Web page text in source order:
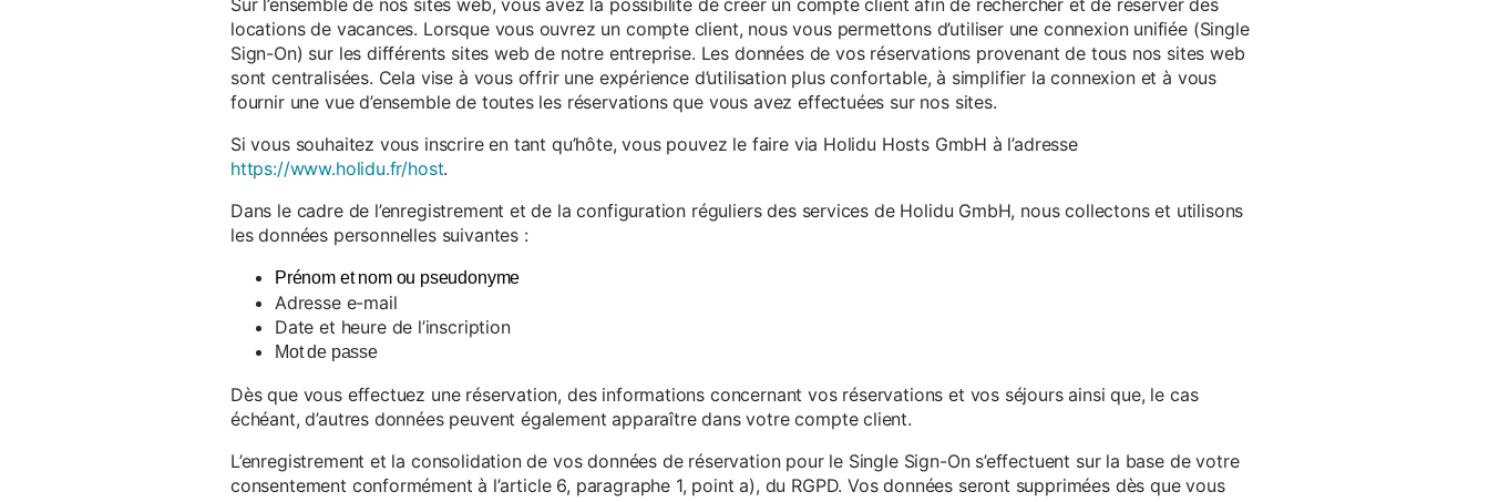
locations de vacances. Lorsque vous ouvrez un compte client, nous vous permettons d’utiliser une connexion unifiée (Single
Sign-On) sur les différents sites web de notre entreprise. Les données de vos réservations provenant de tous nos sites web
sont centralisées. Cela vise à vous offrir une expérience d’utilisation plus confortable, à simplifier la connexion et à vous
fournir une vue d’ensemble de toutes les réservations que vous avez effectuées sur nos sites.
Si vous souhaitez vous inscrire en tant qu’hôte, vous pouvez le faire via Holidu Hosts GmbH à l’adresse
https://www.holidu.fr/host.
Dans le cadre de l’enregistrement et de la configuration réguliers des services de Holidu GmbH, nous collectons et utilisons
les données personnelles suivantes :
Prénom et nom ou pseudonyme
Adresse e-mail
Date et heure de l’inscription
Mot de passe
Dès que vous effectuez une réservation, des informations concernant vos réservations et vos séjours ainsi que, le cas
échéant, d’autres données peuvent également apparaître dans votre compte client.
L’enregistrement et la consolidation de vos données de réservation pour le Single Sign-On s’effectuent sur la base de votre
consentement conformément à l’article 6, paragraphe 1, point a), du RGPD. Vos données seront supprimées dès que vous